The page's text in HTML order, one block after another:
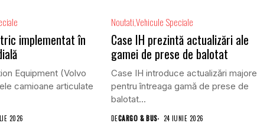
implementat în
Equipment (Volvo
camioane articulate
2026
NoutatiVehicule Speciale
Case IH prezintă actualizări ale
gamei de prese de balotat
Case IH introduce actualizări majore
pentru întreaga gamă de prese de
balotat...
DECARGO & BUS 24 IUNIE 2026